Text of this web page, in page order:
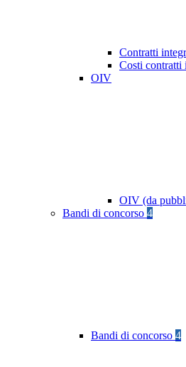
Contratti
Costi contratti
OIV
OIV (da
Bandi di concorso 4
Bandi di concorso 4